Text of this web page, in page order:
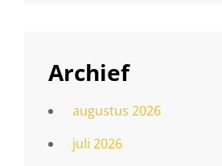
Archief
augustus 2026
juli 2026